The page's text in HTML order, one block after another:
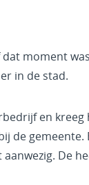
moment
in de stad.
en
de
De